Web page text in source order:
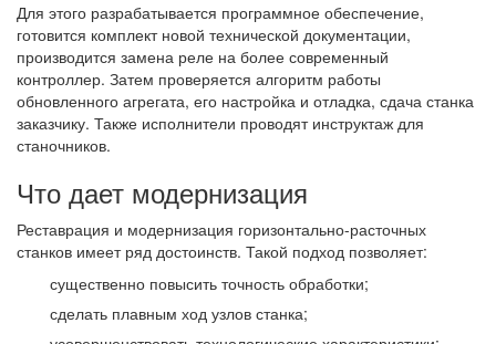
Для этого разрабатывается программное обеспечение,
готовится комплект новой технической документации,
производится замена реле на более современный
контроллер. Затем проверяется алгоритм работы
обновленного агрегата, его настройка и отладка, сдача станка
заказчику. Также исполнители проводят инструктаж для
станочников.
Что дает модернизация
Реставрация и модернизация горизонтально-расточных
станков имеет ряд достоинств. Такой подход позволяет:
существенно повысить точность обработки;
сделать плавным ход узлов станка;